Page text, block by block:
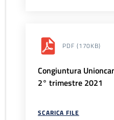
PDF (170KB)
Congiuntura
2° trimestre 2021
SCARICA FILE